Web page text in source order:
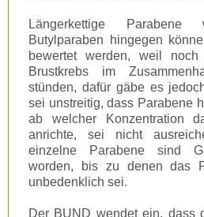
Längerkettige
Butylparaben hingegen
bewertet werden, weil
Brustkrebs im
stünden, dafür gäbe es
sei unstreitig, dass Parabene
ab welcher Konzentration
anrichte, sei nicht
einzelne Parabene sind
worden, bis zu denen das
unbedenklich sei.
Der BUND wendet ein, dass